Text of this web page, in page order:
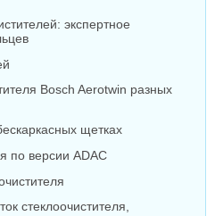
экспертное
Bosch Aerotwin разных
щетках
по версии ADAC
стеклоочистителя,